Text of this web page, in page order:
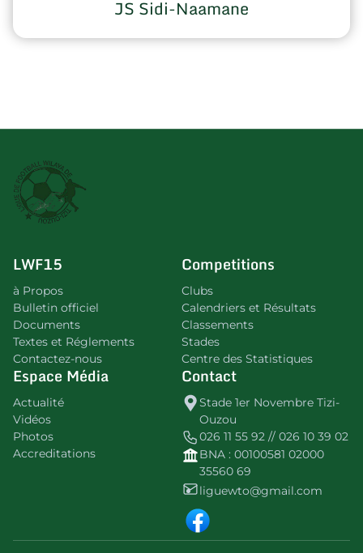
JS Sidi-Naamane
LWF15
à Propos
Bulletin officiel
Documents
Textes et Réglements
Contactez-nous
Competitions
Clubs
Calendriers et Résultats
Classements
Stades
Centre des Statistiques
Espace Média
Actualité
Vidéos
Photos
Accreditations
Contact
Stade 1er Novembre Tizi-
Ouzou
026 11 55 92 // 026 10 39 02
BNA : 00100581 02000
35560 69
liguewto@gmail.com